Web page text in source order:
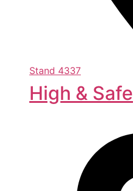
Stand 4337
High & Safe